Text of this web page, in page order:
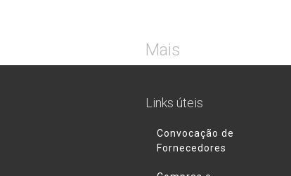
Mais
Links úteis
Convocação de
Fornecedores